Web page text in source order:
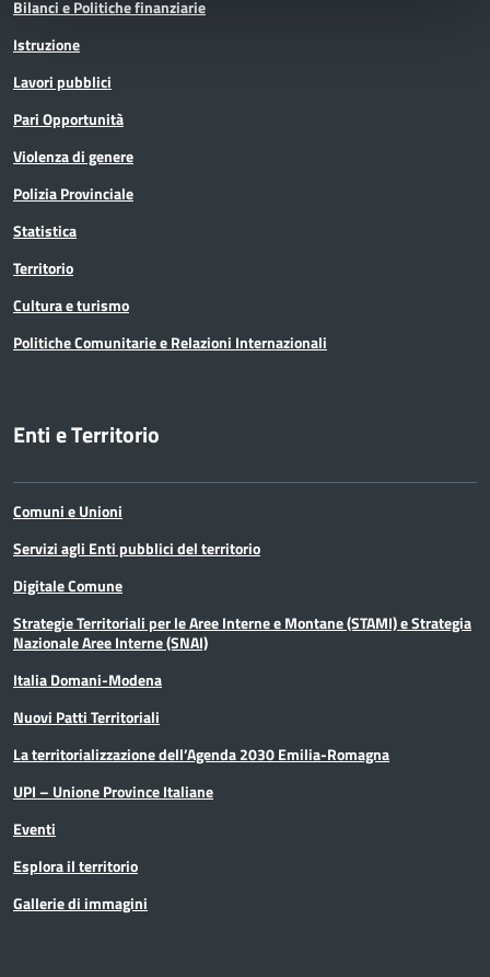
Bilanci e Politiche finanziarie
Istruzione
Lavori pubblici
Pari Opportunità
Violenza di genere
Polizia Provinciale
Statistica
Territorio
Cultura e turismo
Politiche Comunitarie e Relazioni Internazionali
Enti e Territorio
Comuni e Unioni
Servizi agli Enti pubblici del territorio
Digitale Comune
Strategie Territoriali per le Aree Interne e Montane (STAMI) e Strategia
Nazionale Aree Interne (SNAI)
Italia Domani-Modena
Nuovi Patti Territoriali
La territorializzazione dell’Agenda 2030 Emilia-Romagna
UPI – Unione Province Italiane
Eventi
Esplora il territorio
Gallerie di immagini